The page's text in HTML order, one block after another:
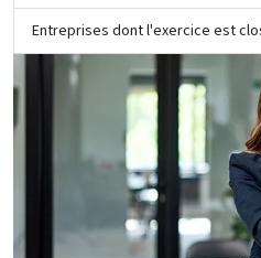
Entreprises dont l'exercice est